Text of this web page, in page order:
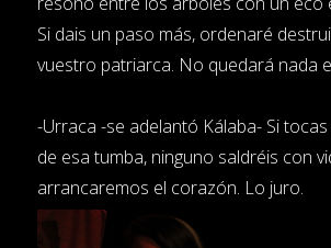
Si dais un paso más, ordenaré
vuestro patriarca. No quedará nada
-Urraca -se adelantó Kálaba- Si
de esa tumba, ninguno saldréis con
arrancaremos el corazón. Lo juro.